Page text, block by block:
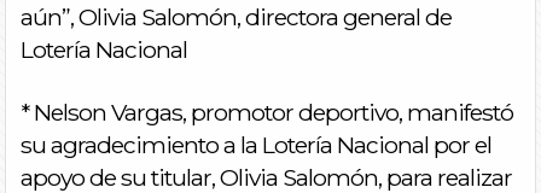
aún”, Olivia Salomón, directora general de
Lotería Nacional
* Nelson Vargas, promotor deportivo, manifestó
su agradecimiento a la Lotería Nacional por el
apoyo de su titular, Olivia Salomón, para realizar